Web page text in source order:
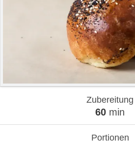
Zubereitung
60 min
Portionen